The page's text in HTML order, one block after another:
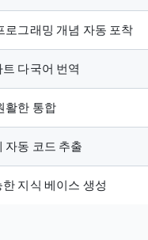
로그래밍 개념 자동 포착
다국어 번역
활한 통합
자동 코드 추출
지식 베이스 생성